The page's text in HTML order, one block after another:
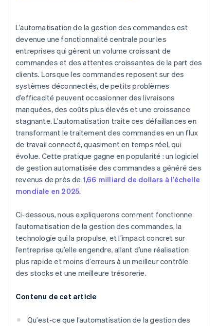
L’automatisation de la gestion des commandes est
devenue une fonctionnalité centrale pour les
entreprises qui gèrent un volume croissant de
commandes et des attentes croissantes de la part des
clients. Lorsque les commandes reposent sur des
systèmes déconnectés, de petits problèmes
d’efficacité peuvent occasionner des livraisons
manquées, des coûts plus élevés et une croissance
stagnante. L’automatisation traite ces défaillances en
transformant le traitement des commandes en un flux
de travail connecté, quasiment en temps réel, qui
évolue. Cette pratique gagne en popularité : un logiciel
de gestion automatisée des commandes a généré des
revenus de près de 1,66 milliard de dollars à l’échelle
mondiale en 2025.
Ci-dessous, nous expliquerons comment fonctionne
l’automatisation de la gestion des commandes, la
technologie qui la propulse, et l’impact concret sur
l’entreprise qu’elle engendre, allant d’une réalisation
plus rapide et moins d’erreurs à un meilleur contrôle
des stocks et une meilleure trésorerie.
Contenu de cet article
Qu’est-ce que l’automatisation de la gestion des